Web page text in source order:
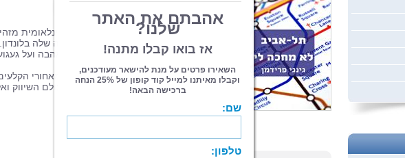
קרן נעמן, פרסומאית המפתחת קריירה בינלאומית
נקרעת בין געגועיה לתל אביב לבין הקרירה שלה
סיפור על שאפתנות חסרת מעצורים על אהבה ועל
הסיפור המרתק מספק לקורא הצצה אל מאחורי
של תעשיית הפרסום האכזרית, אל נבכי עולם השיווק